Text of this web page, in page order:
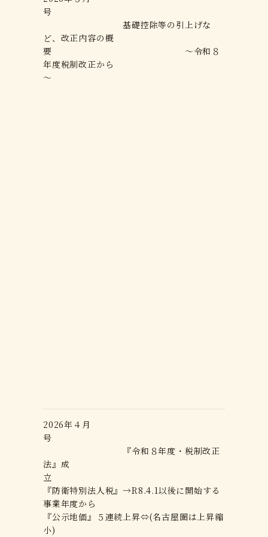
号
基礎控除等の引上げな
ど、改正内容の概
要 ～令和８
年度税制改正から
～
2026年４月
号
『令和８年度・税制改正
法』成
立
『防衛特別法人税』→R8.4.1以後に開始する
事業年度から
『公示地価』５連続上昇⇔(名古屋圏は上昇縮
小)